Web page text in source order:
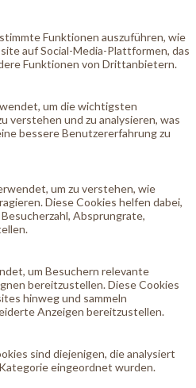
Funktionen auszuführen, wie
auf Social-Media-Plattformen, das
Funktionen von Drittanbietern.
um die wichtigsten
verstehen und zu analysieren, was
bessere Benutzererfahrung zu
um zu verstehen, wie
Diese Cookies helfen dabei,
Absprungrate,
um Besuchern relevante
bereitzustellen. Diese Cookies
hinweg und sammeln
Anzeigen bereitzustellen.
sind diejenigen, die analysiert
eingeordnet wurden.